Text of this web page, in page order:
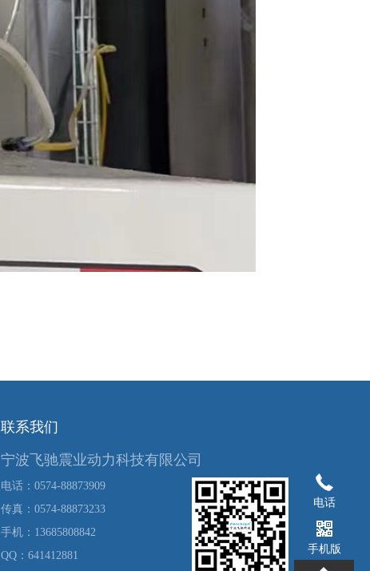
联系我们
宁波飞驰震业动力科技有限公司
电话：0574-88873909
传真：0574-88873233
手机：13685808842
QQ：641412881
电话
手机版